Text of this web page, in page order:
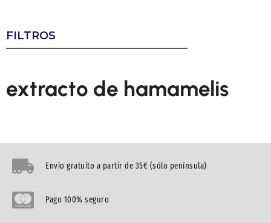
FILTROS
extracto de hamamelis
Envío gratuíto a partir de 35€ (sólo península)
Pago 100% seguro